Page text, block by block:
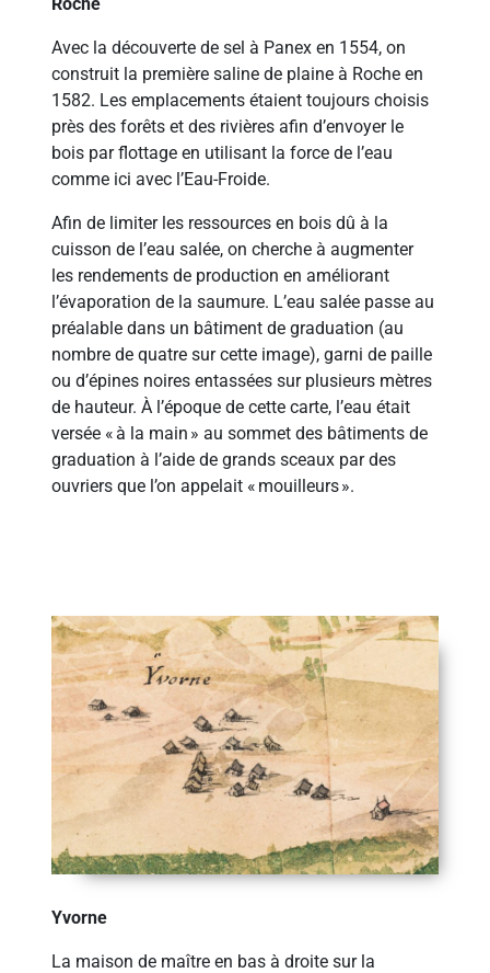
Avec la découverte de sel à Panex en 1554, on
construit la première saline de plaine à Roche en
1582. Les emplacements étaient toujours choisis
près des forêts et des rivières afin d’envoyer le
bois par flottage en utilisant la force de l’eau
comme ici avec l’Eau-Froide.
Afin de limiter les ressources en bois dû à la
cuisson de l’eau salée, on cherche à augmenter
les rendements de production en améliorant
l’évaporation de la saumure. L’eau salée passe au
préalable dans un bâtiment de graduation (au
nombre de quatre sur cette image), garni de paille
ou d’épines noires entassées sur plusieurs mètres
de hauteur. À l’époque de cette carte, l’eau était
versée « à la main » au sommet des bâtiments de
graduation à l’aide de grands sceaux par des
ouvriers que l’on appelait « mouilleurs ».
Yvorne
La maison de maître en bas à droite sur la